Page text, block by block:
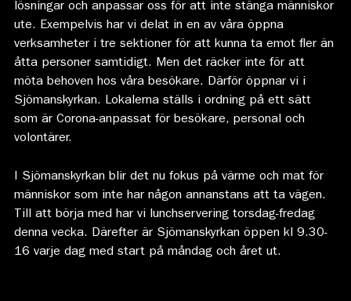
lösningar och anpassar oss för att inte stänga människor
ute. Exempelvis har vi delat in en av våra öppna
verksamheter i tre sektioner för att kunna ta emot fler än
åtta personer samtidigt. Men det räcker inte för att
möta behoven hos våra besökare. Därför öppnar vi i
Sjömanskyrkan. Lokalerna ställs i ordning på ett sätt
som är Corona-anpassat för besökare, personal och
volontärer.
I Sjömanskyrkan blir det nu fokus på värme och mat för
människor som inte har någon annanstans att ta vägen.
Till att börja med har vi lunchservering torsdag-fredag
denna vecka. Därefter är Sjömanskyrkan öppen kl 9.30-
16 varje dag med start på måndag och året ut.